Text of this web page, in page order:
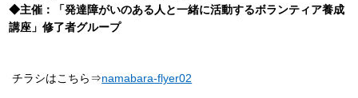
◆主催：「発達障がいのある人と一緒に活動するボランティア養成
講座」修了者グループ
チラシはこちら⇒namabara-flyer02